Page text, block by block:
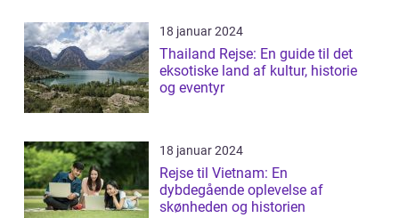
18 januar 2024
Thailand Rejse: En guide til det
eksotiske land af kultur, historie
og eventyr
18 januar 2024
Rejse til Vietnam: En
dybdegående oplevelse af
skønheden og historien